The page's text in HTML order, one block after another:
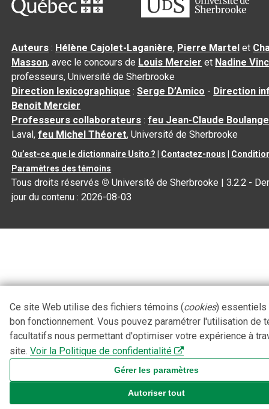
Auteurs : Hélène Cajolet-Laganière, Pierre Martel et
Masson, avec le concours de Louis Mercier et Nadine
professeurs, Université de Sherbrooke
Direction lexicographique :Serge D’Amico - Direction
Benoit Mercier
Professeurs collaborateurs :feu Jean-Claude
Laval,feu Michel Théoret, Université de Sherbrooke
Qu’est-ce que le dictionnaire Usito ? Contactez-nous
Paramètres des témoins
Tous droits réservés © Université de Sherbrooke |3.2.2 -
jour du contenu :2026-08-03
Ce site Web utilise des fichiers témoins (cookies) essentiels
bon fonctionnement. Vous pouvez paramétrer l'utilisation de
facultatifs nous permettant d'optimiser votre expérience à
site. Voir la Politique de confidentialité
Gérer les paramètres
Autoriser tout